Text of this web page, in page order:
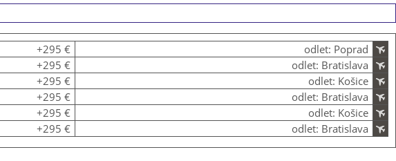
+295 €
odlet: Poprad
+295 €
odlet: Bratislava
+295 €
odlet: Košice
+295 €
odlet: Bratislava
+295 €
odlet: Košice
+295 € odlet: Bratislava